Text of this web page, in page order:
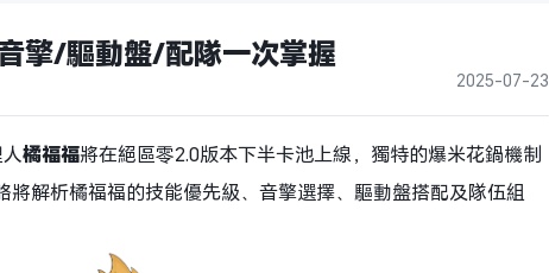
擎/驅動盤/配隊一次掌握
2025-07-23
橘福福將在絕區零2.0版本下半卡池上線，獨特的爆米花鍋機制
解析橘福福的技能優先級、音擎選擇、驅動盤搭配及隊伍組